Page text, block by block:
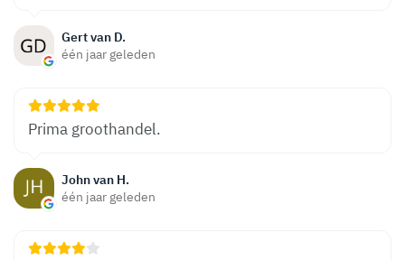
Gert van D.
één jaar geleden
John van H.
één jaar geleden
Prima groothandel.